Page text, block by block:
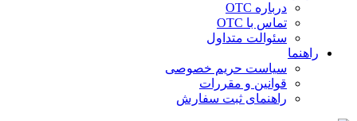
درباره OTC
تماس با OTC
سئوالت متداول
راهنما
سیاست حریم خصوصی
قوانین و مقررات
راهنمای ثبت سفارش